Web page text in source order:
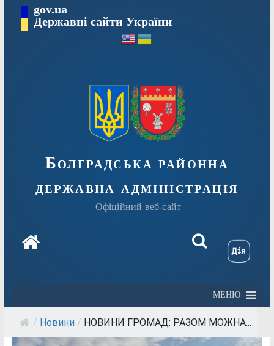
Перейтиgov.ua
Державні сайти України
Болградська районна
державна адміністрація
Офіційний веб-сайт
МЕНЮ
/ Новини / НОВИНИ ГРОМАД: РАЗОМ МОЖНА...